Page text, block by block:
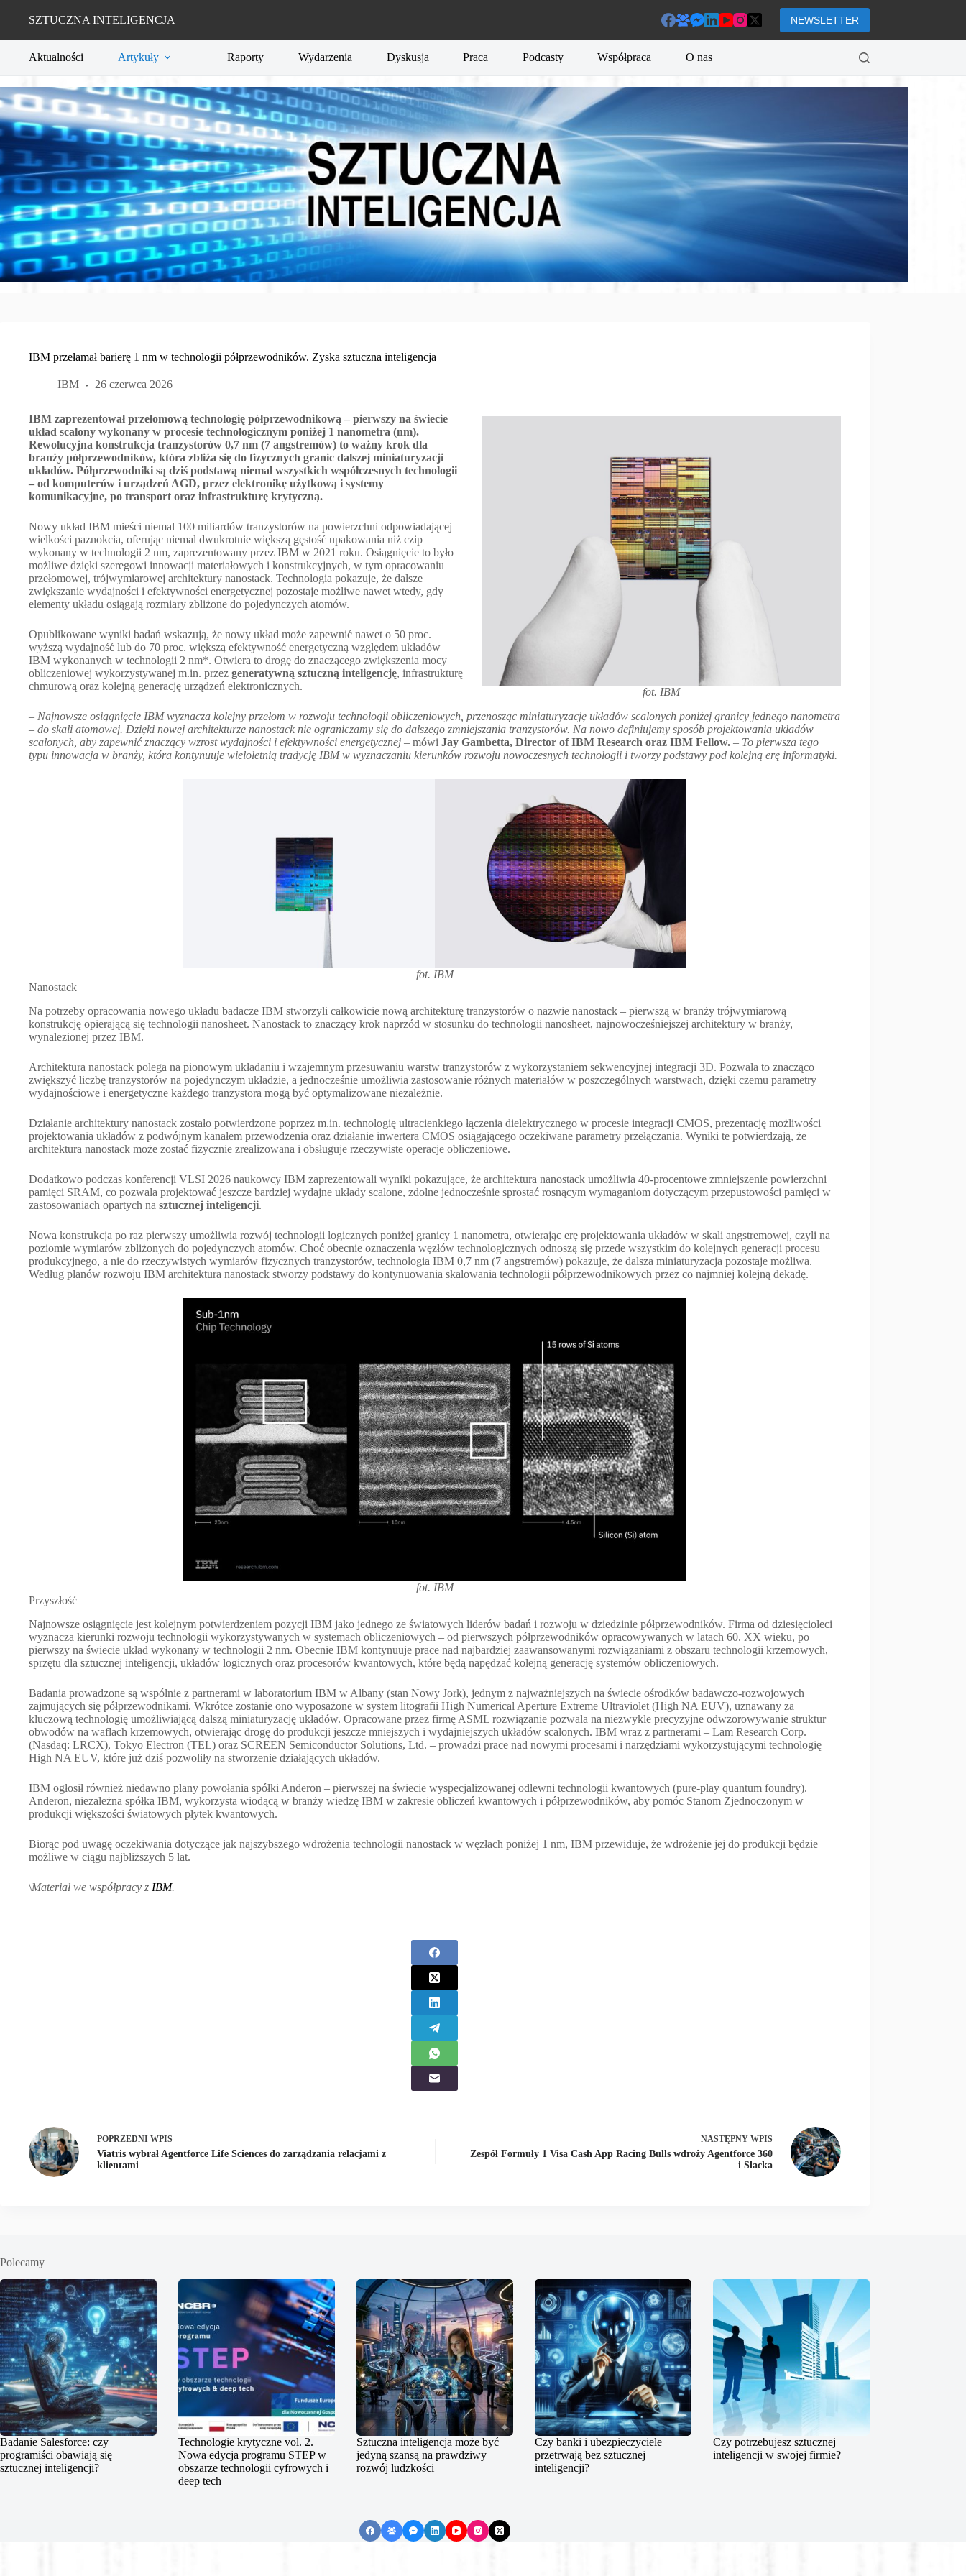
SZTUCZNA INTELIGENCJA NEWSLETTER
Aktualności Artykuły Raporty Wydarzenia Dyskusja Praca Podcasty Współpraca O nas
IBM przełamał barierę 1 nm w technologii półprzewodników. Zyska sztuczna inteligencja
IBM 26 czerwca 2026
fot. IBM
IBM zaprezentował przełomową technologię półprzewodnikową – pierwszy na świecie
układ scalony wykonany w procesie technologicznym poniżej 1 nanometra (nm).
Rewolucyjna konstrukcja tranzystorów 0,7 nm (7 angstremów) to ważny krok dla
branży półprzewodników, która zbliża się do fizycznych granic dalszej miniaturyzacji
układów. Półprzewodniki są dziś podstawą niemal wszystkich współczesnych technologii
– od komputerów i urządzeń AGD, przez elektronikę użytkową i systemy
komunikacyjne, po transport oraz infrastrukturę krytyczną.
Nowy układ IBM mieści niemal 100 miliardów tranzystorów na powierzchni odpowiadającej
wielkości paznokcia, oferując niemal dwukrotnie większą gęstość upakowania niż czip
wykonany w technologii 2 nm, zaprezentowany przez IBM w 2021 roku. Osiągnięcie to było
możliwe dzięki szeregowi innowacji materiałowych i konstrukcyjnych, w tym opracowaniu
przełomowej, trójwymiarowej architektury nanostack. Technologia pokazuje, że dalsze
zwiększanie wydajności i efektywności energetycznej pozostaje możliwe nawet wtedy, gdy
elementy układu osiągają rozmiary zbliżone do pojedynczych atomów.
Opublikowane wyniki badań wskazują, że nowy układ może zapewnić nawet o 50 proc.
wyższą wydajność lub do 70 proc. większą efektywność energetyczną względem układów
IBM wykonanych w technologii 2 nm*. Otwiera to drogę do znaczącego zwiększenia mocy
obliczeniowej wykorzystywanej m.in. przez generatywną sztuczną inteligencję, infrastrukturę
chmurową oraz kolejną generację urządzeń elektronicznych.
– Najnowsze osiągnięcie IBM wyznacza kolejny przełom w rozwoju technologii obliczeniowych, przenosząc miniaturyzację układów scalonych poniżej granicy jednego nanometra
– do skali atomowej. Dzięki nowej architekturze nanostack nie ograniczamy się do dalszego zmniejszania tranzystorów. Na nowo definiujemy sposób projektowania układów
scalonych, aby zapewnić znaczący wzrost wydajności i efektywności energetycznej – mówi Jay Gambetta, Director of IBM Research oraz IBM Fellow. – To pierwsza tego
typu innowacja w branży, która kontynuuje wieloletnią tradycję IBM w wyznaczaniu kierunków rozwoju nowoczesnych technologii i tworzy podstawy pod kolejną erę informatyki.
fot. IBM
Nanostack
Na potrzeby opracowania nowego układu badacze IBM stworzyli całkowicie nową architekturę tranzystorów o nazwie nanostack – pierwszą w branży trójwymiarową
konstrukcję opierającą się technologii nanosheet. Nanostack to znaczący krok naprzód w stosunku do technologii nanosheet, najnowocześniejszej architektury w branży,
wynalezionej przez IBM.
Architektura nanostack polega na pionowym układaniu i wzajemnym przesuwaniu warstw tranzystorów z wykorzystaniem sekwencyjnej integracji 3D. Pozwala to znacząco
zwiększyć liczbę tranzystorów na pojedynczym układzie, a jednocześnie umożliwia zastosowanie różnych materiałów w poszczególnych warstwach, dzięki czemu parametry
wydajnościowe i energetyczne każdego tranzystora mogą być optymalizowane niezależnie.
Działanie architektury nanostack zostało potwierdzone poprzez m.in. technologię ultracienkiego łączenia dielektrycznego w procesie integracji CMOS, prezentację możliwości
projektowania układów z podwójnym kanałem przewodzenia oraz działanie inwertera CMOS osiągającego oczekiwane parametry przełączania. Wyniki te potwierdzają, że
architektura nanostack może zostać fizycznie zrealizowana i obsługuje rzeczywiste operacje obliczeniowe.
Dodatkowo podczas konferencji VLSI 2026 naukowcy IBM zaprezentowali wyniki pokazujące, że architektura nanostack umożliwia 40-procentowe zmniejszenie powierzchni
pamięci SRAM, co pozwala projektować jeszcze bardziej wydajne układy scalone, zdolne jednocześnie sprostać rosnącym wymaganiom dotyczącym przepustowości pamięci w
zastosowaniach opartych na sztucznej inteligencji.
Nowa konstrukcja po raz pierwszy umożliwia rozwój technologii logicznych poniżej granicy 1 nanometra, otwierając erę projektowania układów w skali angstremowej, czyli na
poziomie wymiarów zbliżonych do pojedynczych atomów. Choć obecnie oznaczenia węzłów technologicznych odnoszą się przede wszystkim do kolejnych generacji procesu
produkcyjnego, a nie do rzeczywistych wymiarów fizycznych tranzystorów, technologia IBM 0,7 nm (7 angstremów) pokazuje, że dalsza miniaturyzacja pozostaje możliwa.
Według planów rozwoju IBM architektura nanostack stworzy podstawy do kontynuowania skalowania technologii półprzewodnikowych przez co najmniej kolejną dekadę.
fot. IBM
Przyszłość
Najnowsze osiągnięcie jest kolejnym potwierdzeniem pozycji IBM jako jednego ze światowych liderów badań i rozwoju w dziedzinie półprzewodników. Firma od dziesięcioleci
wyznacza kierunki rozwoju technologii wykorzystywanych w systemach obliczeniowych – od pierwszych półprzewodników opracowywanych w latach 60. XX wieku, po
pierwszy na świecie układ wykonany w technologii 2 nm. Obecnie IBM kontynuuje prace nad najbardziej zaawansowanymi rozwiązaniami z obszaru technologii krzemowych,
sprzętu dla sztucznej inteligencji, układów logicznych oraz procesorów kwantowych, które będą napędzać kolejną generację systemów obliczeniowych.
Badania prowadzone są wspólnie z partnerami w laboratorium IBM w Albany (stan Nowy Jork), jednym z najważniejszych na świecie ośrodków badawczo-rozwojowych
zajmujących się półprzewodnikami. Wkrótce zostanie ono wyposażone w system litografii High Numerical Aperture Extreme Ultraviolet (High NA EUV), uznawany za
kluczową technologię umożliwiającą dalszą miniaturyzację układów. Opracowane przez firmę ASML rozwiązanie pozwala na niezwykle precyzyjne odwzorowywanie struktur
obwodów na waflach krzemowych, otwierając drogę do produkcji jeszcze mniejszych i wydajniejszych układów scalonych. IBM wraz z partnerami – Lam Research Corp.
(Nasdaq: LRCX), Tokyo Electron (TEL) oraz SCREEN Semiconductor Solutions, Ltd. – prowadzi prace nad nowymi procesami i narzędziami wykorzystującymi technologię
High NA EUV, które już dziś pozwoliły na stworzenie działających układów.
IBM ogłosił również niedawno plany powołania spółki Anderon – pierwszej na świecie wyspecjalizowanej odlewni technologii kwantowych (pure-play quantum foundry).
Anderon, niezależna spółka IBM, wykorzysta wiodącą w branży wiedzę IBM w zakresie obliczeń kwantowych i półprzewodników, aby pomóc Stanom Zjednoczonym w
produkcji większości światowych płytek kwantowych.
Biorąc pod uwagę oczekiwania dotyczące jak najszybszego wdrożenia technologii nanostack w węzłach poniżej 1 nm, IBM przewiduje, że wdrożenie jej do produkcji będzie
możliwe w ciągu najbliższych 5 lat.
\Materiał we współpracy z IBM.
POPRZEDNI WPIS
Viatris wybrał Agentforce Life Sciences do zarządzania relacjami z
klientami
NASTĘPNY WPIS
Zespół Formuły 1 Visa Cash App Racing Bulls wdroży Agentforce 360
i Slacka
Polecamy
Badanie Salesforce: czy
programiści obawiają się
sztucznej inteligencji?
Technologie krytyczne vol. 2.
Nowa edycja programu STEP w
obszarze technologii cyfrowych i
deep tech
Sztuczna inteligencja może być
jedyną szansą na prawdziwy
rozwój ludzkości
Czy banki i ubezpieczyciele
przetrwają bez sztucznej
inteligencji?
Czy potrzebujesz sztucznej
inteligencji w swojej firmie?